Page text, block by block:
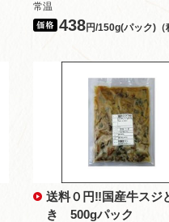
常温
438円/150g(パック)（
送料０円‼国産牛スジ
き 500gパック